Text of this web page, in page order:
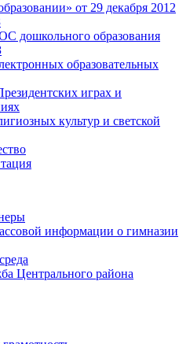
от 29 декабря 2012
дошкольного образования
образовательных
играх и
культур и светской
информации о гимназии
Центрального района